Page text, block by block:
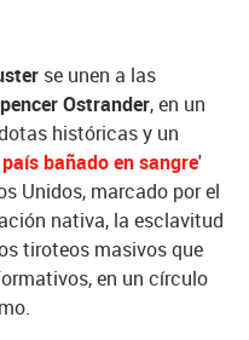
se unen a las
Ostrander, en un
históricas y un
bañado en sangre'
Unidos, marcado por el
nativa, la esclavitud
tiroteos masivos que
en un círculo